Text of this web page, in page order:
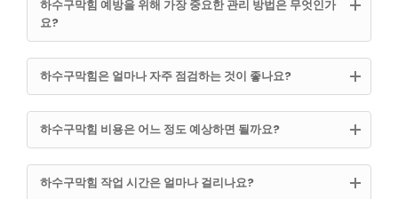
하수구막힘 예방을 위해 가장 중요한 관리 방법은 무엇인가
요?
하수구막힘은 얼마나 자주 점검하는 것이 좋나요?
하수구막힘 비용은 어느 정도 예상하면 될까요?
하수구막힘 작업 시간은 얼마나 걸리나요?